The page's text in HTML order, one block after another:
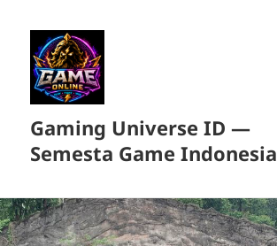
Gaming Universe ID —
Semesta Game Indonesia